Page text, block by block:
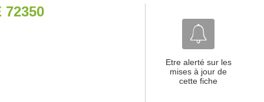
72350
Etre alerté sur les
mises à jour de
cette fiche